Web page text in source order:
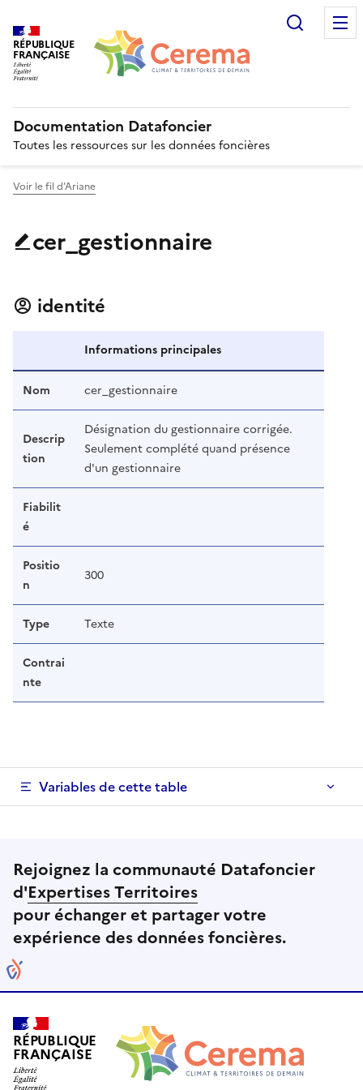
RÉPUBLIQUE
FRANÇAISE
Documentation Datafoncier
Toutes les ressources sur les données foncières
Voir le fil d’Ariane
cer_gestionnaire
identité
Informations principales
Nom cer_gestionnaire
Descrip
tion
Désignation du gestionnaire corrigée.
Seulement complété quand présence
d'un gestionnaire
Fiabilit
é
Positio
n
300
Type Texte
Contrai
nte
Variables de cette table
Rejoignez la communauté Datafoncier
d'Expertises Territoires
pour échanger et partager votre
expérience des données foncières.
RÉPUBLIQUE
FRANÇAISE